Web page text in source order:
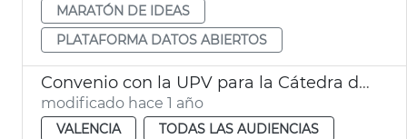
MARATÓN DE IDEAS
PLATAFORMA DATOS ABIERTOS
Convenio con la UPV para la Cátedra de Gobernanza de la Ciudad de València
modificado hace 1 año
VALENCIA
TODAS LAS AUDIENCIAS